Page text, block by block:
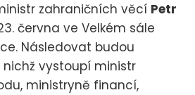
zahraničních věcí Petr
června ve Velkém sále
Následovat budou
nichž vystoupí ministr
ministryně financí,